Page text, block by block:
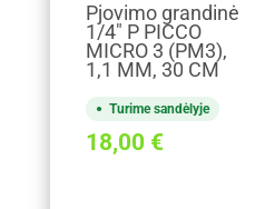
Pjovimo grandinė
1/4" P PICCO
MICRO 3 (PM3),
1,1 MM, 30 CM
Turime sandėlyje
18,00 €